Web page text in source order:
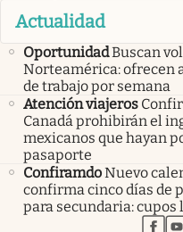
Actualidad
OportunidadBuscan
Norteamérica: ofrecen
de trabajo por semana
Atención viajeros
Canadá prohibirán el
mexicanos que hayan
pasaporte
ConfiramdoNuevo
confirma cinco días de
para secundaria: cupos